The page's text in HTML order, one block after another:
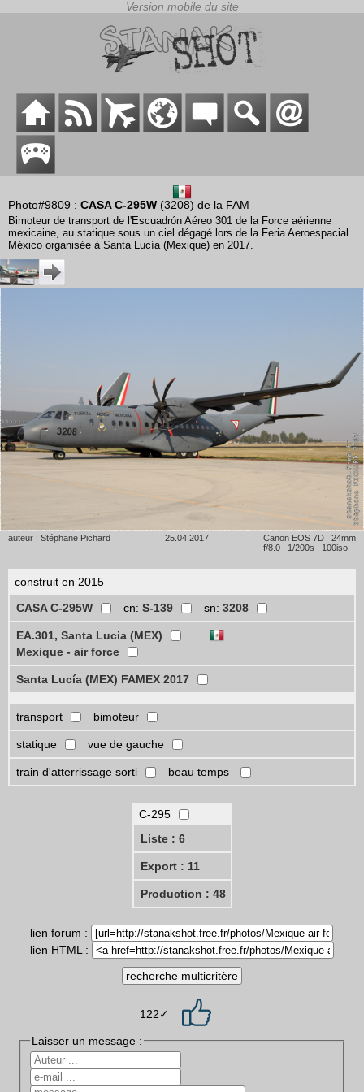
Photo#9809 : CASA C-295W (3208) de la FAM
Bimoteur de transport de l'Escuadrón Aéreo 301 de la Force aérienne
mexicaine, au statique sous un ciel dégagé lors de la Feria Aeroespacial
México organisée à Santa Lucía (Mexique) en 2017.
auteur : Stéphane Pichard 25.04.2017
Canon EOS 7D 24mm
f/8.0 1/200s 100iso
construit en 2015
CASA C-295W
cn: S-139 sn: 3208
EA.301, Santa Lucia (MEX)
Mexique - air force
Santa Lucía (MEX) FAMEX 2017
transport bimoteur
statique vue de gauche
train d'atterrissage sorti beau temps
C-295
Liste : 6
Export : 11
Production : 48
lien forum :
lien HTML :
122✓
Laisser un message :